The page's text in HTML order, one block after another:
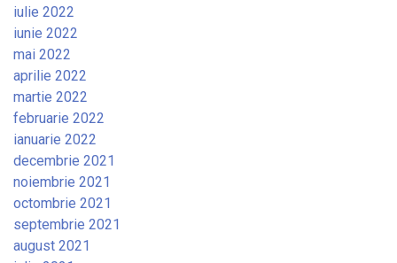
iulie 2022
iunie 2022
mai 2022
aprilie 2022
martie 2022
februarie 2022
ianuarie 2022
decembrie 2021
noiembrie 2021
octombrie 2021
septembrie 2021
august 2021